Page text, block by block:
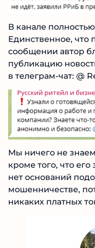
В канале
Единственное, что
сообщении автор
публикацию
в телеграм-чат: @
Мы ничего не знаем
кроме того, что
нет оснований
мошенничестве,
никаких платных